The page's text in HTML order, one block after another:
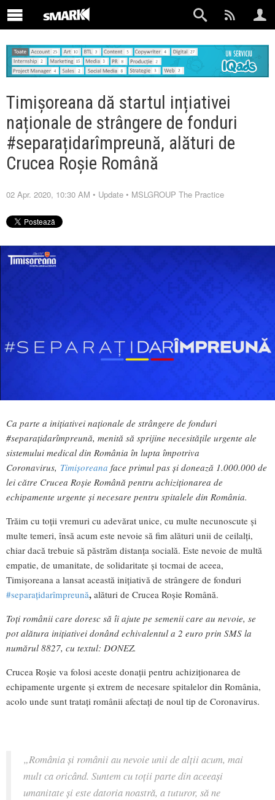
Timișoreana dă startul ințiativei
naționale de strângere de fonduri
#separațidarîmpreună, alături de
Crucea Roșie Română
02 Apr. 2020, 10:30 AM • Update • MSLGROUP The Practice
Ca parte a inițiativei naționale de strângere de fonduri
#separațidarîmpreună, menită să sprijine necesitățile urgente ale
sistemului medical din România în lupta împotriva
Coronavirus, Timișoreana face primul pas și donează 1.000.000 de
lei către Crucea Roșie Română pentru achiziționarea de
echipamente urgente și necesare pentru spitalele din România.
Trăim cu toții vremuri cu adevărat unice, cu multe necunoscute și
multe temeri, însă acum este nevoie să fim alături unii de ceilalți,
chiar dacă trebuie să păstrăm distanța socială. Este nevoie de multă
empatie, de umanitate, de solidaritate și tocmai de aceea,
Timișoreana a lansat această inițiativă de strângere de fonduri
#separațidarîmpreună, alături de Crucea Roșie Română.
Toţi românii care doresc să îi ajute pe semenii care au nevoie, se
pot alătura inițiativei donând echivalentul a 2 euro prin SMS la
numărul 8827, cu textul: DONEZ.
Crucea Roșie va folosi aceste donații pentru achiziționarea de
echipamente urgente și extrem de necesare spitalelor din România,
acolo unde sunt tratați românii afectați de noul tip de Coronavirus.
„România și românii au nevoie unii de alții acum, mai
mult ca oricând. Suntem cu toții parte din aceeași
umanitate și este datoria noastră, a tuturor, să ne